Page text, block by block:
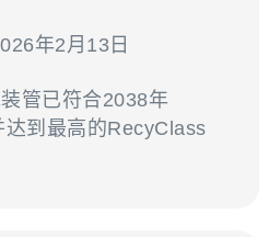
年2月13日
管已符合2038年
到最高的RecyClass